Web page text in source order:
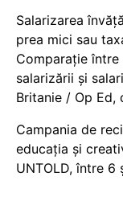
Salarizarea
prea mici sau
Comparație între
salarizării și
Britanie / Op Ed,
Campania de
educația și
UNTOLD, între 6